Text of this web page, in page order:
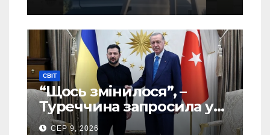
СВІТ
“Щось змінилося”, –
Туреччина запросила у
США дозвіл передати
СЕР 9, 2026